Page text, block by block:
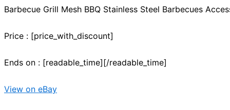
Barbecue Grill Mesh BBQ Stainless Steel Barbecues
Price : [price_with_discount]
Ends on : [readable_time][/readable_time]
View on eBay